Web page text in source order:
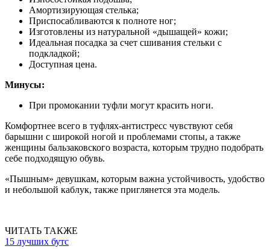
Амортизирующая стелька;
Приспосабливаются к полноте ног;
Изготовлены из натуральной «дышащей» кожи;
Идеальная посадка за счет сшивания стельки с
подкладкой;
Доступная цена.
Минусы:
При промокании туфли могут красить ноги.
Комфортнее всего в туфлях-антистресс чувствуют себя
барышни с широкой ногой и проблемами стопы, а также
женщины бальзаковского возраста, которым трудно подобрать
себе подходящую обувь.
«Пышным» девушкам, которым важна устойчивость, удобство
и небольшой каблук, также приглянется эта модель.
ЧИТАТЬ ТАКЖЕ
15 лучших бутс